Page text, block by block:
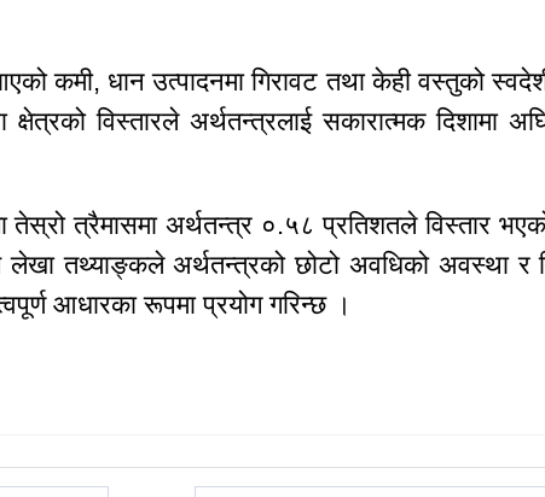
कमी, धान उत्पादनमा गिरावट तथा केही वस्तुको
विस्तारले अर्थतन्त्रलाई सकारात्मक दिशामा
तेस्रो त्रैमासमा अर्थतन्त्र ०.५८ प्रतिशतले विस्तार
लेखा तथ्याङ्कले अर्थतन्त्रको छोटो अवधिको अवस्था र
आधारका रूपमा प्रयोग गरिन्छ ।